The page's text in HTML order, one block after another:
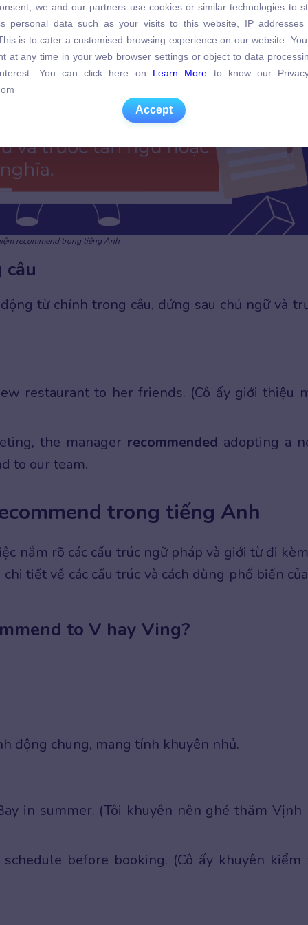
recommend trong tiếng Anh
từ chính trong câu, đứng sau chủ ngữ và
restaurant to her friends. (Cô ấy giới thiệu
the manager recommended adopting a
to our team.
trong tiếng Anh
nắm rõ các cấu trúc ngữ pháp và giới từ đi
tiết về các cấu trúc và cách dùng phổ biến
to V hay Ving?
động chung, mang tính khuyên nhủ.
in summer. (Tôi khuyên nên ghé thăm Vịnh
before booking. (Cô ấy khuyên kiểm
personal data such as your visits to this website, IP addresses
is to cater a customised browsing experience on our website. You
at any time in your web browser settings or object to data
You can click here on
Learn More
to know our
Accept
we and our partners use cookies or similar technologies to
personal data such as your visits to this website, IP addresses
is to cater a customised browsing experience on our website.
at any time in your web browser settings or object to data
You can click here on Learn More to know our
Accept